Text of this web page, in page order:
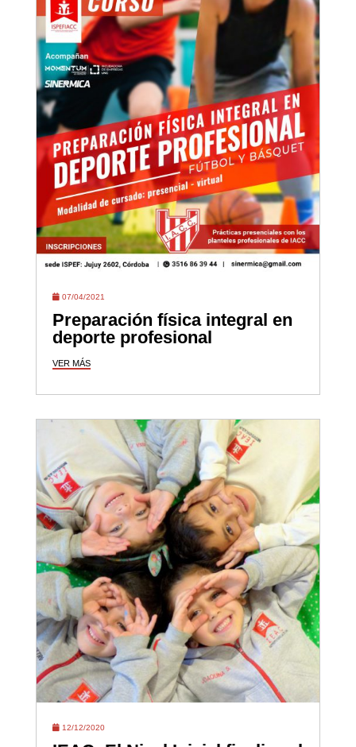
07/04/2021
Preparación física integral en
deporte profesional
VER MÁS
12/12/2020